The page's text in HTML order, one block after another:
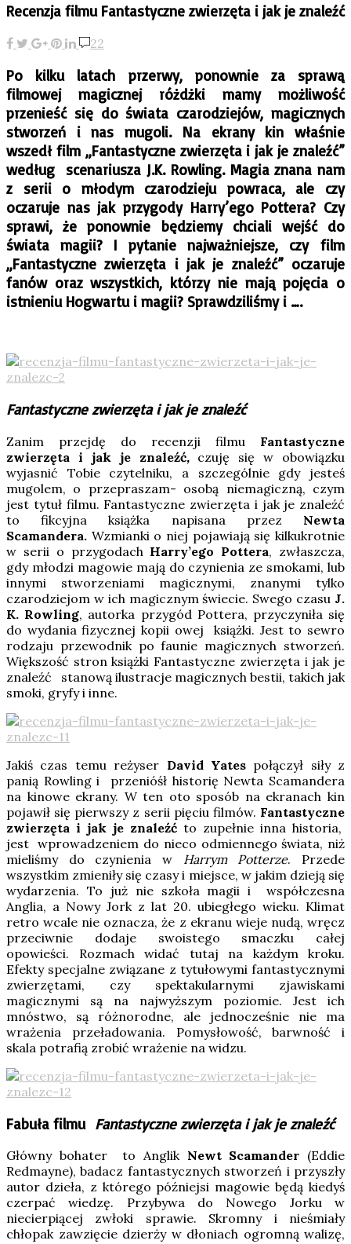
Recenzja filmu Fantastyczne zwierzęta i jak je znaleźć
22
Po kilku latach przerwy, ponownie za sprawą
filmowej magicznej różdżki mamy możliwość
przenieść się do świata czarodziejów, magicznych
stworzeń i nas mugoli. Na ekrany kin właśnie
wszedł film „Fantastyczne zwierzęta i jak je znaleźć”
według scenariusza J.K. Rowling. Magia znana nam
z serii o młodym czarodzieju powraca, ale czy
oczaruje nas jak przygody Harry’ego Pottera? Czy
sprawi, że ponownie będziemy chciali wejść do
świata magii? I pytanie najważniejsze, czy film
„Fantastyczne zwierzęta i jak je znaleźć” oczaruje
fanów oraz wszystkich, którzy nie mają pojęcia o
istnieniu Hogwartu i magii? Sprawdziliśmy i ….
Fantastyczne zwierzęta i jak je znaleźć
Zanim przejdę do recenzji filmu Fantastyczne
zwierzęta i jak je znaleźć, czuję się w obowiązku
wyjasnić Tobie czytelniku, a szczególnie gdy jesteś
mugolem, o przepraszam- osobą niemagiczną, czym
jest tytuł filmu. Fantastyczne zwierzęta i jak je znaleźć
to fikcyjna książka napisana przez Newta
Scamandera. Wzmianki o niej pojawiają się kilkukrotnie
w serii o przygodach Harry’ego Pottera, zwłaszcza,
gdy młodzi magowie mają do czynienia ze smokami, lub
innymi stworzeniami magicznymi, znanymi tylko
czarodziejom w ich magicznym świecie. Swego czasu J.
K. Rowling, autorka przygód Pottera, przyczyniła się
do wydania fizycznej kopii owej książki. Jest to sewro
rodzaju przewodnik po faunie magicznych stworzeń.
Większość stron książki Fantastyczne zwierzęta i jak je
znaleźć stanową ilustracje magicznych bestii, takich jak
smoki, gryfy i inne.
Jakiś czas temu reżyser David Yatespołączył siły z
panią Rowling i przenióśł historię Newta Scamandera
na kinowe ekrany. W ten oto sposób na ekranach kin
pojawił się pierwszy z serii pięciu filmów. Fantastyczne
zwierzęta i jak je znaleźć to zupełnie inna historia,
jest wprowadzeniem do nieco odmiennego świata, niż
mieliśmy do czynienia w
Harrym Potterze. Przede
wszystkim zmieniły się czasy i miejsce, w jakim dzieją się
wydarzenia. To już nie szkoła magii i współczesna
Anglia, a Nowy Jork z lat 20. ubiegłego wieku. Klimat
retro wcale nie oznacza, że z ekranu wieje nudą, wręcz
przeciwnie dodaje swoistego smaczku całej
opowieści. Rozmach widać tutaj na każdym kroku.
Efekty specjalne związane z tytułowymi fantastycznymi
zwierzętami, czy spektakularnymi zjawiskami
magicznymi są na najwyższym poziomie. Jest ich
mnóstwo, są różnorodne, ale jednocześnie nie ma
wrażenia przeładowania. Pomysłowość, barwność i
skala potrafią zrobić wrażenie na widzu.
Fabuła filmu Fantastyczne zwierzęta i jak je znaleźć
Główny bohater to Anglik Newt Scamander (Eddie
Redmayne), badacz fantastycznych stworzeń i przyszły
autor dzieła, z którego późniejsi magowie będą kiedyś
czerpać wiedzę. Przybywa do Nowego Jorku w
niecierpiącej zwłoki sprawie. Skromny i nieśmiały
chłopak zawzięcie dzierży w dłoniach ogromną walizę,